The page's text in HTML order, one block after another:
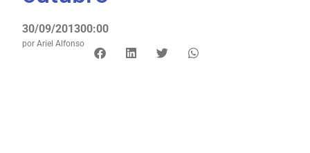
30/09/201300:00
por Ariel Alfonso